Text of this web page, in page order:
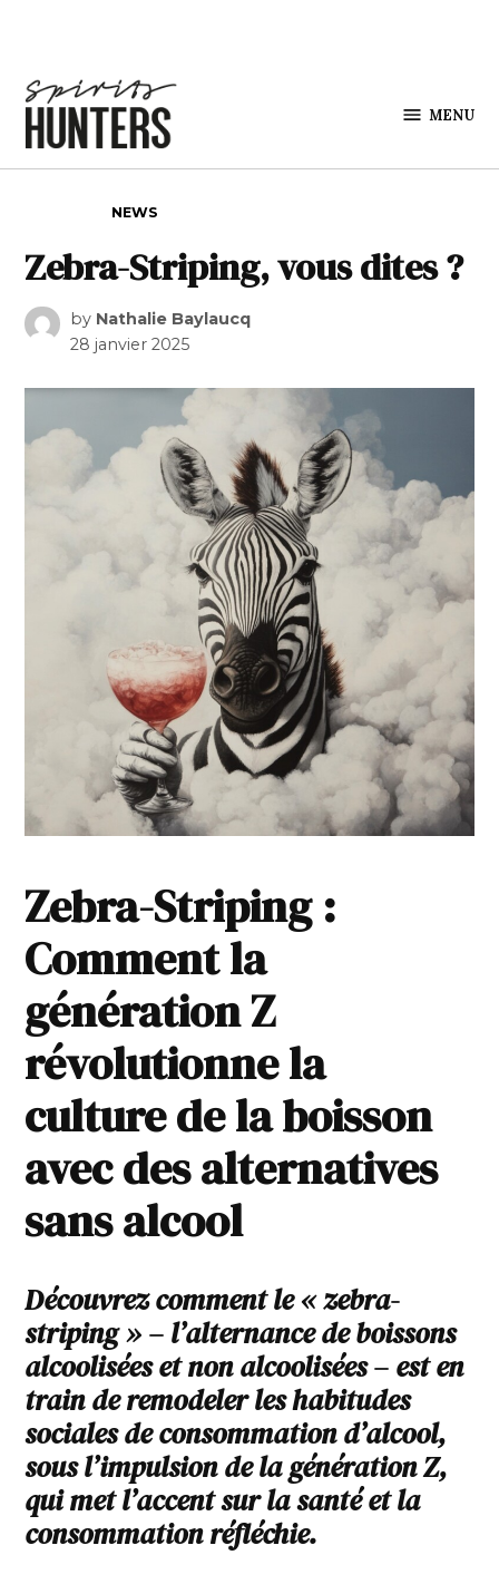
MENU
NEWS
Zebra-Striping, vous dites ?
by Nathalie Baylaucq
28 janvier 2025
Zebra-Striping :
Comment la
génération Z
révolutionne la
culture de la boisson
avec des alternatives
sans alcool
Découvrez comment le « zebra-
striping » – l’alternance de boissons
alcoolisées et non alcoolisées – est en
train de remodeler les habitudes
sociales de consommation d’alcool,
sous l’impulsion de la génération Z,
qui met l’accent sur la santé et la
consommation réfléchie.